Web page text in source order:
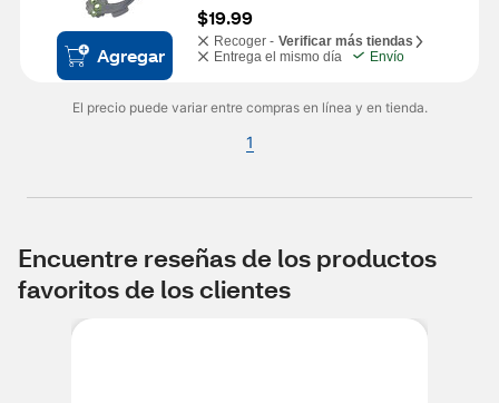
Agregar
$19.99
Recoger - Verificar más tiendas
Entrega el mismo día
Envío
El precio puede variar entre compras en línea y en tienda.
1
Encuentre reseñas de los productos
favoritos de los clientes